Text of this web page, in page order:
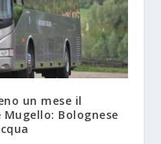
un mese il
Bolognese